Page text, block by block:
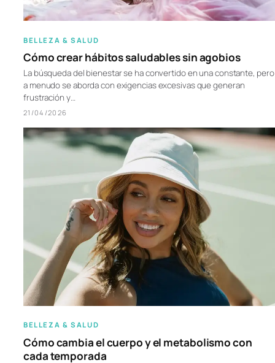
BELLEZA & SALUD
Cómo crear hábitos saludables sin agobios
La búsqueda del bienestar se ha convertido en una constante, pero
a menudo se aborda con exigencias excesivas que generan
frustración y…
21/04/2026
BELLEZA & SALUD
Cómo cambia el cuerpo y el metabolismo con
cada temporada